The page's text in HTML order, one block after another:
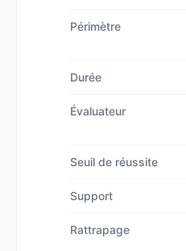
Périmètre
Durée
Évaluateur
Seuil de réussite
Support
Rattrapage